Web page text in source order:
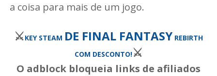
a coisa para mais de um jogo.
⚔️KEY STEAM DE FINAL FANTASY REBIRTH
COM DESCONTO!⚔️
O adblock bloqueia links de afiliados